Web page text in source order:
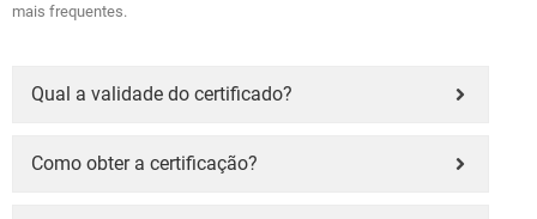
mais frequentes.
Qual a validade do certificado?
Como obter a certificação?